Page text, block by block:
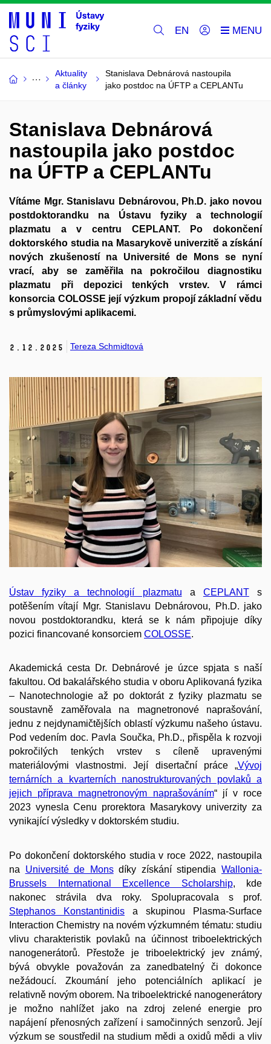
EN
Aktuality
a články
Stanislava Debnárová nastoupila
jako postdoc na ÚFTP a CEPLANTu
Stanislava Debnárová
nastoupila jako postdoc
na ÚFTP a CEPLANTu
Vítáme Mgr. Stanislavu Debnárovou, Ph.D. jako novou
postdoktorandku na Ústavu fyziky a technologií
plazmatu a v centru CEPLANT. Po dokončení
doktorského studia na Masarykově univerzitě a získání
nových zkušeností na Université de Mons se nyní
vrací, aby se zaměřila na pokročilou diagnostiku
plazmatu při depozici tenkých vrstev. V rámci
konsorcia COLOSSE její výzkum propojí základní vědu
s průmyslovými aplikacemi.
2. 12. 2025 Tereza Schmidtová
Ústav fyziky a technologií plazmatu a CEPLANTs
potěšením vítají Mgr. Stanislavu Debnárovou, Ph.D. jako
novou postdoktorandku, která se k nám připojuje díky
pozici financované konsorciem COLOSSE.
Akademická cesta Dr. Debnárové je úzce spjata s naší
fakultou. Od bakalářského studia v oboru Aplikovaná fyzika
– Nanotechnologie až po doktorát z fyziky plazmatu se
soustavně zaměřovala na magnetronové naprašování,
jednu z nejdynamičtějších oblastí výzkumu našeho ústavu.
Pod vedením doc. Pavla Součka, Ph.D., přispěla k rozvoji
pokročilých tenkých vrstev s cíleně upravenými
materiálovými vlastnostmi. Její disertační práce „Vývoj
ternárních a kvarterních nanostrukturovaných povlaků a
jejich příprava magnetronovým naprašováním“ jí v roce
2023 vynesla Cenu prorektora Masarykovy univerzity za
vynikající výsledky v doktorském studiu.
Po dokončení doktorského studia v roce 2022, nastoupila
na Université de Monsdíky získání stipendiaWallonia-
Brussels International Excellence Scholarship, kde
nakonec strávila dva roky. Spolupracovala s prof.
Stephanos Konstantinidis a skupinou Plasma-Surface
Interaction Chemistry na novém výzkumném tématu: studiu
vlivu charakteristik povlaků na účinnost triboelektrických
nanogenerátorů. Přestože je triboelektrický jev známý,
bývá obvykle považován za zanedbatelný či dokonce
nežádoucí. Zkoumání jeho potenciálních aplikací je
relativně novým oborem. Na triboelektrické nanogenerátory
je možno nahlížet jako na zdroj zelené energie pro
napájení přenosných zařízení i samočinných senzorů. Její
výzkum se soustředil na studium mědi a oxidů mědi a vliv